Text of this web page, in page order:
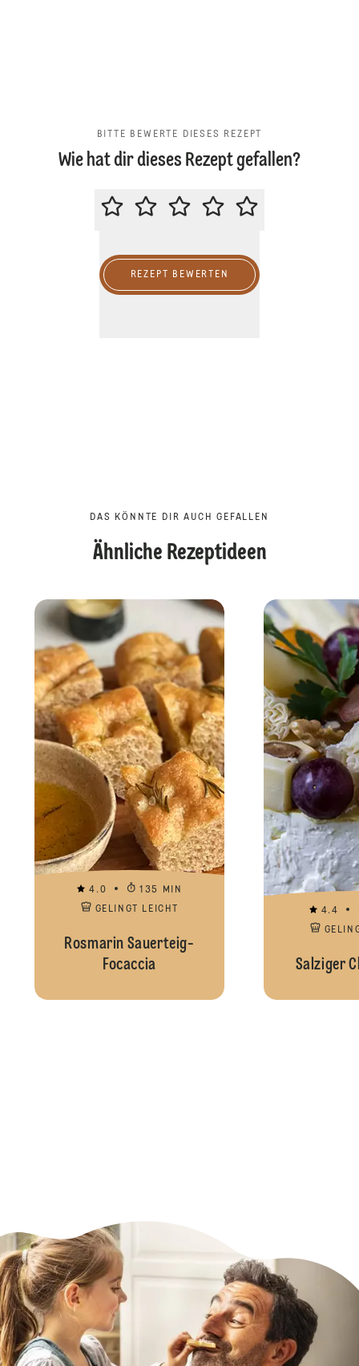
BITTE BEWERTE DIESES REZEPT
Wie hat dir dieses Rezept gefallen?
BITTE BEWERTE DIESES REZEPT
REZEPT BEWERTEN
DAS KÖNNTE DIR AUCH GEFALLEN
Ähnliche Rezeptideen
4.0
135 MIN
GELINGT LEICHT
Rosmarin Sauerteig-
Focaccia
4.4
Salziger